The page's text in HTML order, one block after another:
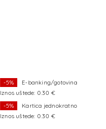
-5%
E-banking/gotovina
Iznos uštede: 0.30 €
-5%
Kartica jednokratno
Iznos uštede: 0.30 €